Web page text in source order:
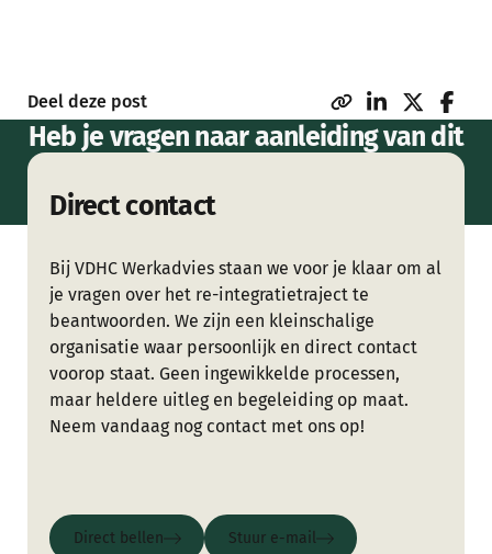
Deel deze post
Heb je vragen naar aanleiding van dit
onze dienstverlening?
Direct contact
Bij VDHC Werkadvies staan we voor je klaar om al
je vragen over het re-integratietraject te
beantwoorden. We zijn een kleinschalige
organisatie waar persoonlijk en direct contact
voorop staat. Geen ingewikkelde processen,
maar heldere uitleg en begeleiding op maat.
Neem vandaag nog contact met ons op!
Direct bellen
Direct bellen
Stuur e-mail
Stuur e-mail